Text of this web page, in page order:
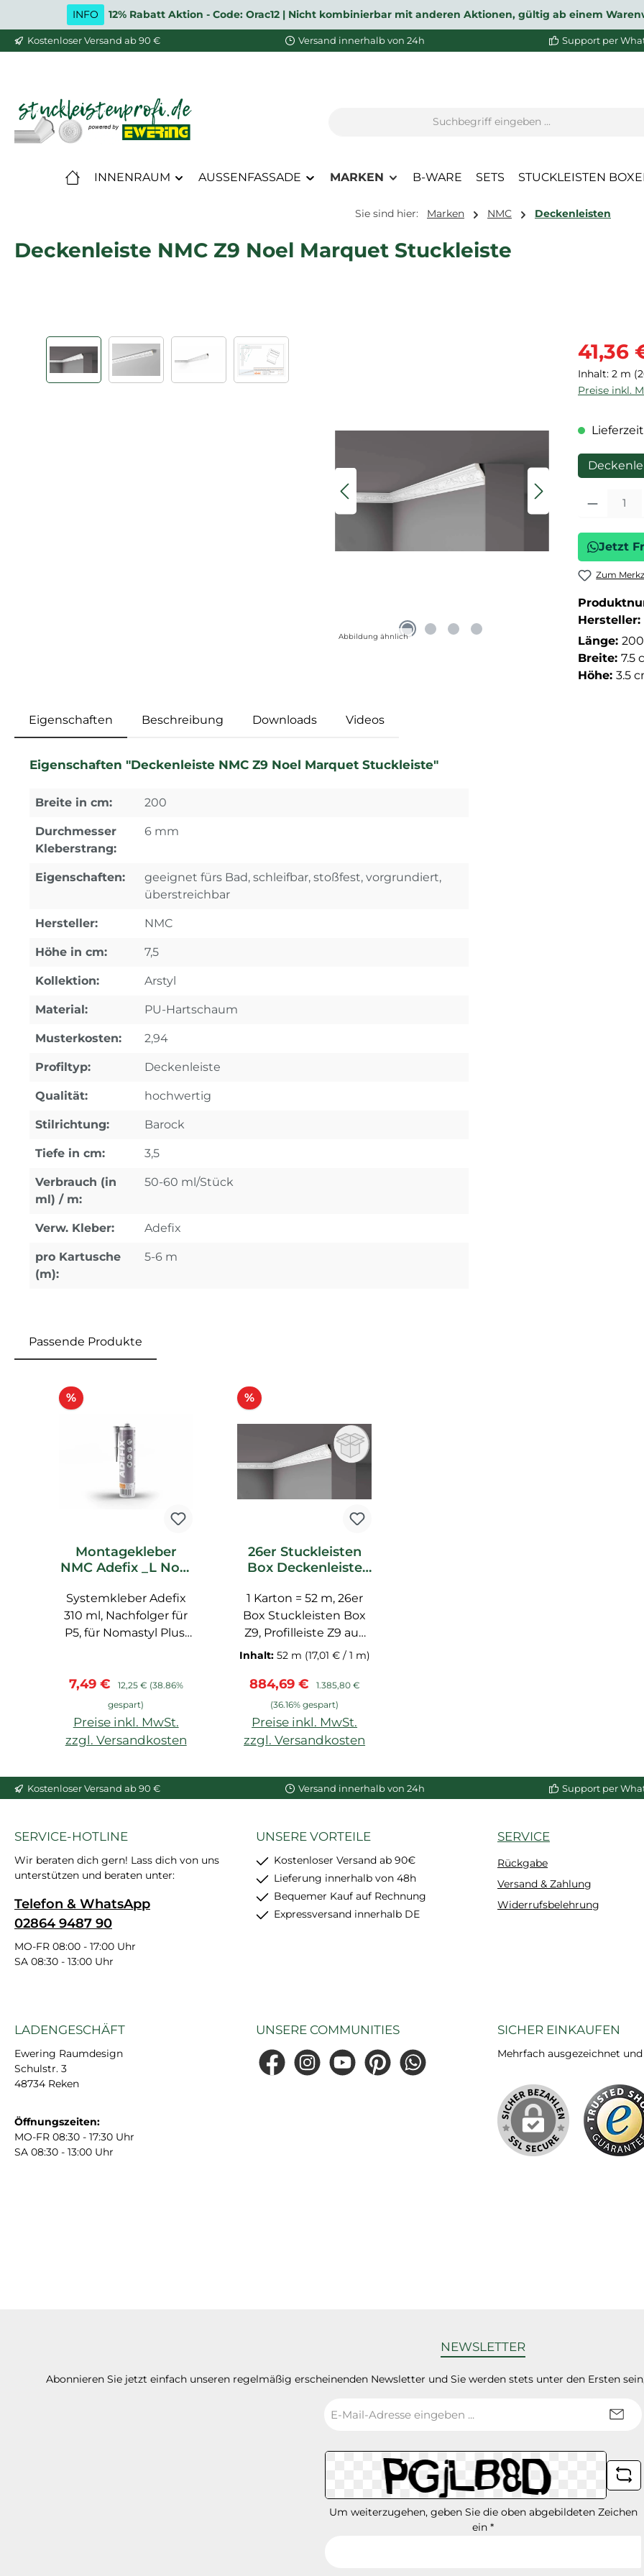
Hauptinhalt springen
Zur Suche springen
Zur Hauptnavigation springen
INFO 12% Rabatt Aktion - Code: Orac12 | Nicht kombinierbar mit anderen Aktionen, gültig ab einem
Kostenloser Versand ab 90 € Versand innerhalb von 24h Support per
INNENRAUM AUSSENFASSADE MARKEN B-WARE SETS STUCKLEISTEN
Sie sind hier: Marken NMC Deckenleisten
Deckenleiste NMC Z9 Noel Marquet Stuckleiste
Bildergalerie überspringen
Abbildung ähnlich
41,36
Inhalt: 2 m
Preise inkl.
Produkt
Jetzt
Zum
Hersteller:
Länge:
Breite: 7.5
Höhe: 3.5
Eigenschaften Beschreibung Downloads Videos
Eigenschaften "Deckenleiste NMC Z9 Noel Marquet Stuckleiste"
Breite in cm: 200
Durchmesser
Kleberstrang:
6 mm
Eigenschaften:
geeignet fürs Bad, schleifbar, stoßfest, vorgrundiert,
überstreichbar
Hersteller: NMC
Höhe in cm: 7,5
Kollektion: Arstyl
Material: PU-Hartschaum
Musterkosten: 2,94
Profiltyp: Deckenleiste
Qualität: hochwertig
Stilrichtung: Barock
Tiefe in cm: 3,5
Verbrauch (in
ml) / m:
50-60 ml/Stück
Verw. Kleber: Adefix
pro Kartusche
(m):
5-6 m
Passende Produkte
%Rabatt
Montagekleber
NMC Adefix _L Noel
Spachtelkleber
Systemkleber Adefix
310 ml, Nachfolger für
P5, für Nomastyl Plus,
starke
Anfangshaftung,
feinkörnig, schleif- und
überstreichbar, enthält
Verkaufspreis:
7,49 € Regulärer Preis:
12,25 € (38.86%
gespart)
Preise inkl. MwSt.
zzgl. Versandkosten
%Rabatt
26er Stuckleisten
Box Deckenleiste
Marquet Stuckleiste
1 Karton = 52 m, 26er
Box Stuckleisten Box
Z9, Profilleiste Z9 aus
PU-Hartschaum,
Verbindung mit
Zapfentechnik NMC
Inhalt: 52 m (17,01 € / 1 m)
Verkaufspreis:
884,69 € Regulärer Preis:
1.385,80 €
(36.16% gespart)
Preise inkl. MwSt.
zzgl. Versandkosten
Kostenloser Versand ab 90 € Versand innerhalb von 24h Support per
SERVICE-HOTLINE
Wir beraten dich gern! Lass dich von uns
unterstützen und beraten unter:
Telefon & WhatsApp
02864 9487 90
MO-FR 08:00 - 17:00 Uhr
SA 08:30 - 13:00 Uhr
UNSERE VORTEILE
Kostenloser Versand ab 90€
Lieferung innerhalb von 48h
Bequemer Kauf auf Rechnung
Expressversand innerhalb DE
SERVICE
Rückgabe
Versand & Zahlung
Widerrufsbelehrung
LADENGESCHÄFT
Ewering Raumdesign
Schulstr. 3
48734 Reken
Öffnungszeiten:
MO-FR 08:30 - 17:30 Uhr
SA 08:30 - 13:00 Uhr
UNSERE COMMUNITIES
FacebookInstagramYouTubePinterestWhatsApp
SICHER EINKAUFEN
Mehrfach ausgezeichnet
NEWSLETTER
Abonnieren Sie jetzt einfach unseren regelmäßig erscheinenden Newsletter und Sie werden stets unter den Ersten
Mail-
*
Um weiterzugehen, geben Sie die oben abgebildeten Zeichen
ein *